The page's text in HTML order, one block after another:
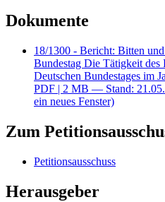
Dokumente
18/1300 - Bericht: Bitten
Bundestag Die Tätigkeit des
Deutschen Bundestages im
PDF | 2 MB — Stand:
ein neues Fenster)
Zum
Petitionsausschuss
Herausgeber